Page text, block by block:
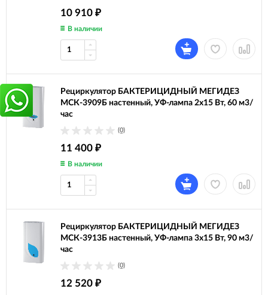
10 910 ₽
В наличии
Рециркулятор БАКТЕРИЦИДНЫЙ МЕГИДЕЗ
МСК-3909Б настенный, УФ-лампа 2х15 Вт, 60 м3/
час
(0)
11 400 ₽
В наличии
Рециркулятор БАКТЕРИЦИДНЫЙ МЕГИДЕЗ
МСК-3913Б настенный, УФ-лампа 3х15 Вт, 90 м3/
час
(0)
12 520 ₽